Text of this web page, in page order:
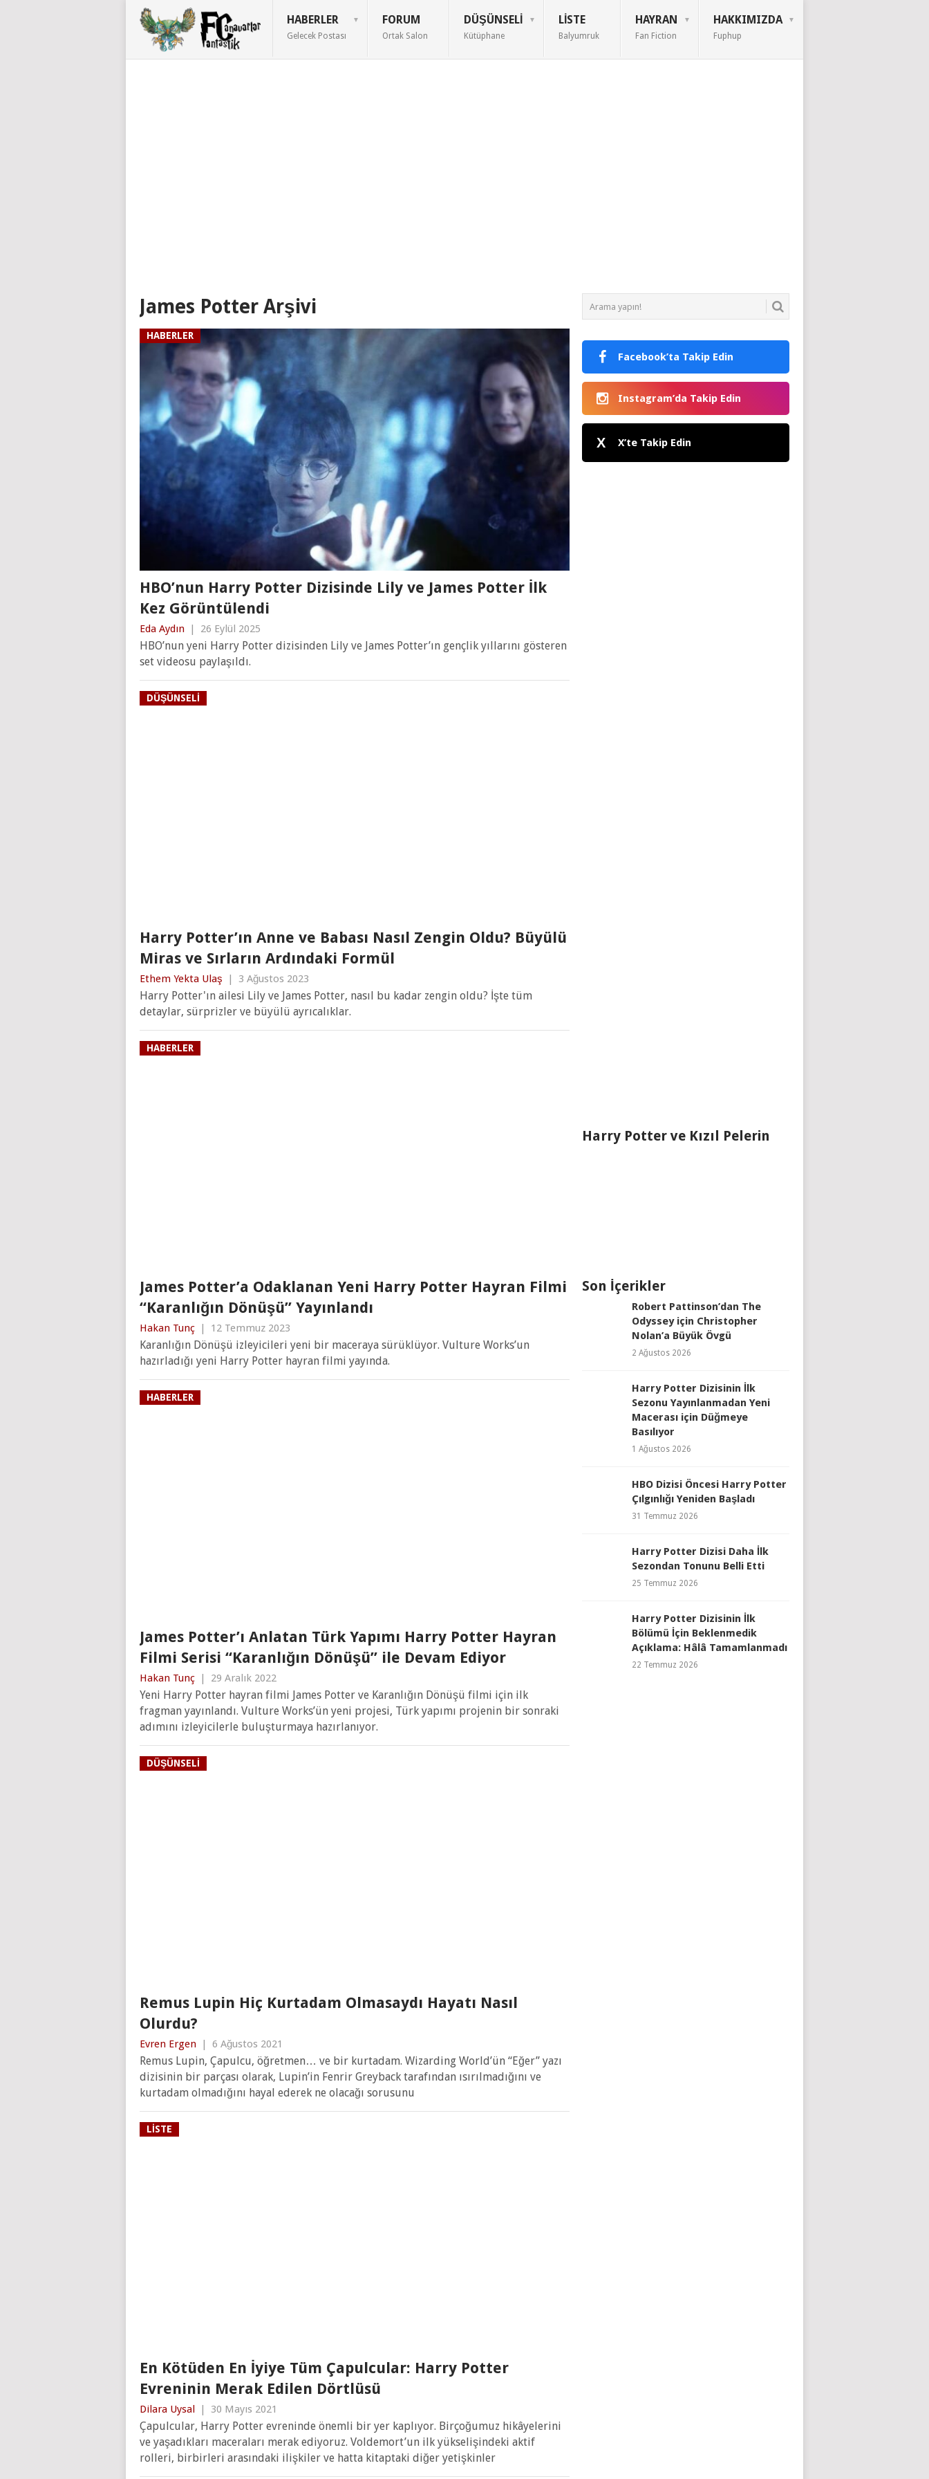
HABERLER
Gelecek Postası
FORUM
Ortak Salon
DÜŞÜNSELI
Kütüphane
LISTE
Balyumruk
HAYRAN
Fan Fiction
HAKKIMIZDA
Fuphup
James Potter Arşivi
HABERLER
HBO’nun Harry Potter Dizisinde Lily ve James Potter İlk
Kez Görüntülendi
Eda Aydın 26 Eylül 2025
HBO’nun yeni Harry Potter dizisinden Lily ve James Potter’ın gençlik yıllarını gösteren
set videosu paylaşıldı.
DÜŞÜNSELI
Harry Potter’ın Anne ve Babası Nasıl Zengin Oldu? Büyülü
Miras ve Sırların Ardındaki Formül
Ethem Yekta Ulaş | 3 Ağustos 2023
Harry Potter'ın ailesi Lily ve James Potter, nasıl bu kadar zengin oldu? İşte tüm
detaylar, sürprizler ve büyülü ayrıcalıklar.
HABERLER
James Potter’a Odaklanan Yeni Harry Potter Hayran Filmi
“Karanlığın Dönüşü” Yayınlandı
Hakan Tunç 12 Temmuz 2023
Karanlığın Dönüşü izleyicileri yeni bir maceraya sürüklüyor. Vulture Works’un
hazırladığı yeni Harry Potter hayran filmi yayında.
HABERLER
James Potter’ı Anlatan Türk Yapımı Harry Potter Hayran
Filmi Serisi “Karanlığın Dönüşü” ile Devam Ediyor
Hakan Tunç | 29 Aralık 2022
Yeni Harry Potter hayran filmi James Potter ve Karanlığın Dönüşü filmi için ilk
fragman yayınlandı. Vulture Works’ün yeni projesi, Türk yapımı projenin bir sonraki
adımını izleyicilerle buluşturmaya hazırlanıyor.
DÜŞÜNSELI
Remus Lupin Hiç Kurtadam Olmasaydı Hayatı Nasıl
Olurdu?
Evren Ergen | 6 Ağustos 2021
Remus Lupin, Çapulcu, öğretmen… ve bir kurtadam. Wizarding World’ün “Eğer” yazı
dizisinin bir parçası olarak, Lupin’in Fenrir Greyback tarafından ısırılmadığını ve
kurtadam olmadığını hayal ederek ne olacağı sorusunu
LISTE
En Kötüden En İyiye Tüm Çapulcular: Harry Potter
Evreninin Merak Edilen Dörtlüsü
Dilara Uysal | 30 Mayıs 2021
Çapulcular, Harry Potter evreninde önemli bir yer kaplıyor. Birçoğumuz hikâyelerini
ve yaşadıkları maceraları merak ediyoruz. Voldemort’un ilk yükselişindeki aktif
rolleri, birbirleri arasındaki ilişkiler ve hatta kitaptaki diğer yetişkinler
Facebook’ta Takip Edin
Instagram’da Takip Edin
X X’te Takip Edin
Harry Potter ve Kızıl Pelerin
Son İçerikler
Robert Pattinson’dan The
Odyssey için Christopher
Nolan’a Büyük Övgü
2 Ağustos 2026
Harry Potter Dizisinin İlk
Sezonu Yayınlanmadan Yeni
Macerası için Düğmeye
Basılıyor
1 Ağustos 2026
HBO Dizisi Öncesi Harry Potter
Çılgınlığı Yeniden Başladı
31 Temmuz 2026
Harry Potter Dizisi Daha İlk
Sezondan Tonunu Belli Etti
25 Temmuz 2026
Harry Potter Dizisinin İlk
Bölümü İçin Beklenmedik
Açıklama: Hâlâ Tamamlanmadı
22 Temmuz 2026